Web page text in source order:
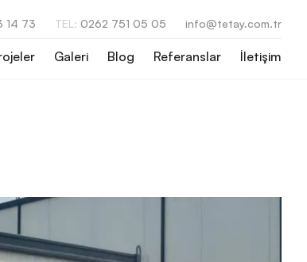
14 73 TEL: 0262 751 05 05 info@tetay.com.tr
Galeri Blog Referanslar İletişim